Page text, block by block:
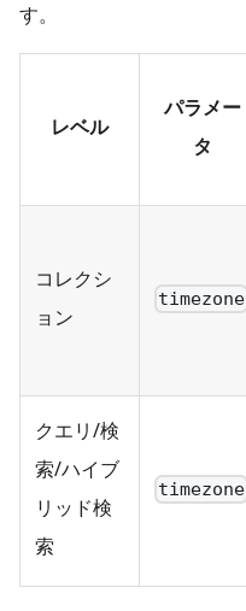
す。
レベル
パラメー
タ
コレクシ
ョン
timezone
クエリ/検
索/ハイブ
リッド検
索
timezone